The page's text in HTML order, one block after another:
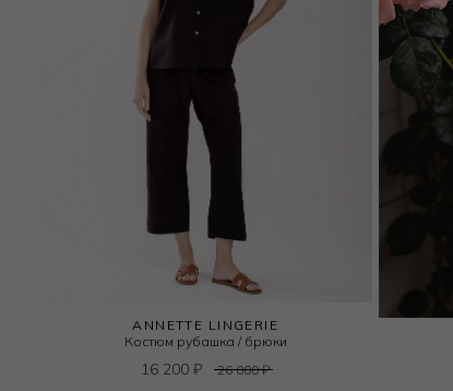
ANNETTE LINGERIE
Костюм рубашка / брюки
16 200₽ 26 000₽